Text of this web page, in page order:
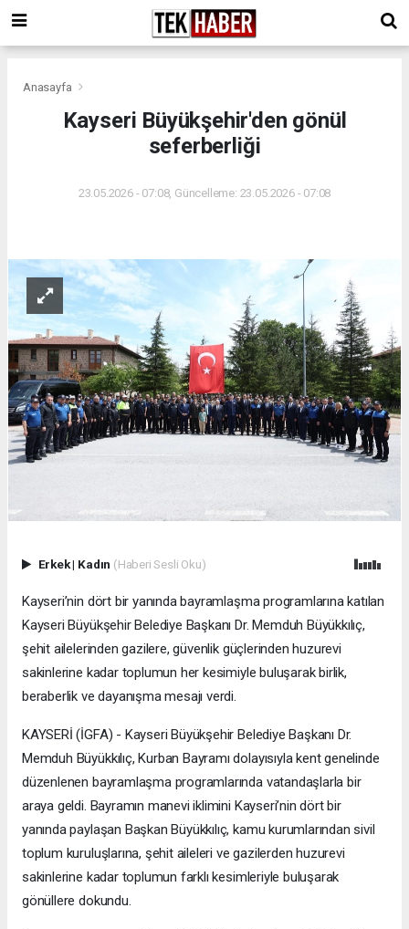
Anasayfa
Kayseri Büyükşehir'den gönül
seferberliği
23.05.2026 - 07:08, Güncelleme: 23.05.2026 - 07:08
Erkek| Kadın (Haberi Sesli Oku)
Kayseri’nin dört bir yanında bayramlaşma programlarına katılan
Kayseri Büyükşehir Belediye Başkanı Dr. Memduh Büyükkılıç,
şehit ailelerinden gazilere, güvenlik güçlerinden huzurevi
sakinlerine kadar toplumun her kesimiyle buluşarak birlik,
beraberlik ve dayanışma mesajı verdi.
KAYSERİ (İGFA) - Kayseri Büyükşehir Belediye Başkanı Dr.
Memduh Büyükkılıç, Kurban Bayramı dolayısıyla kent genelinde
düzenlenen bayramlaşma programlarında vatandaşlarla bir
araya geldi. Bayramın manevi iklimini Kayseri’nin dört bir
yanında paylaşan Başkan Büyükkılıç, kamu kurumlarından sivil
toplum kuruluşlarına, şehit aileleri ve gazilerden huzurevi
sakinlerine kadar toplumun farklı kesimleriyle buluşarak
gönüllere dokundu.